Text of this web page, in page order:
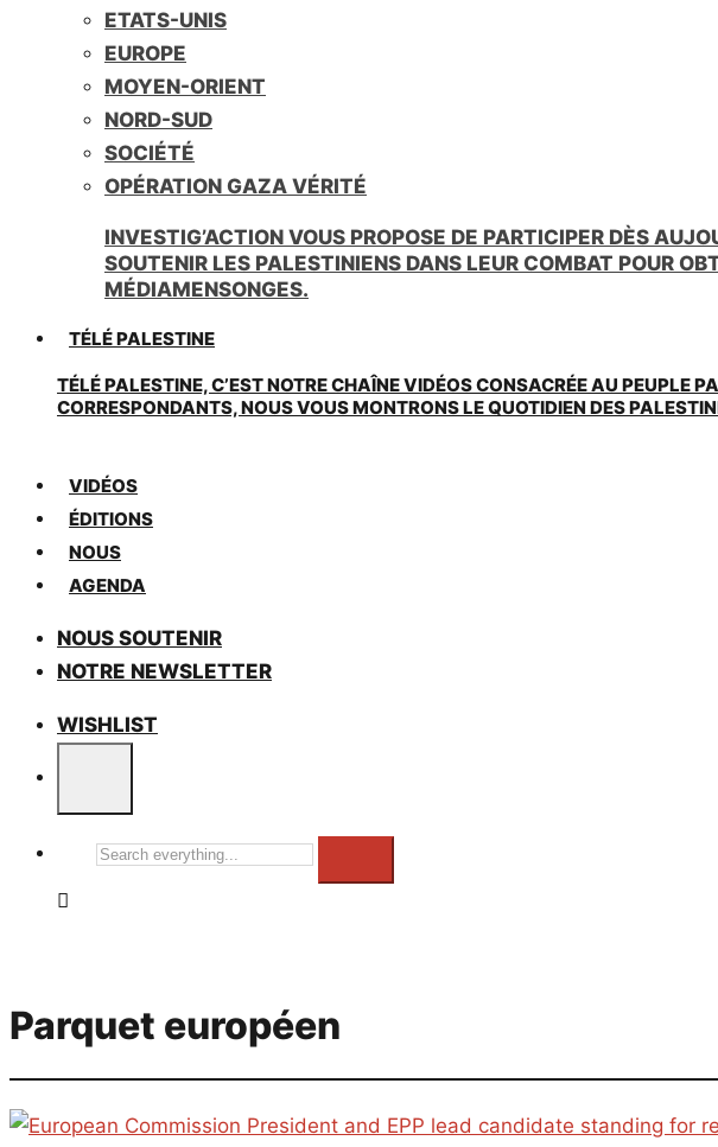
ETATS-UNIS
EUROPE
MOYEN-ORIENT
NORD-SUD
SOCIÉTÉ
OPÉRATION GAZA VÉRITÉ
INVESTIG’ACTION VOUS PROPOSE DE PARTICIPER DÈS
SOUTENIR LES PALESTINIENS DANS LEUR COMBAT POUR
MÉDIAMENSONGES.
TÉLÉ PALESTINE
TÉLÉ PALESTINE, C’EST NOTRE CHAÎNE VIDÉOS CONSACRÉE AU PEUPLE
CORRESPONDANTS, NOUS VOUS MONTRONS LE QUOTIDIEN DES
VIDÉOS
ÉDITIONS
NOUS
AGENDA
NOUS SOUTENIR
NOTRE NEWSLETTER
WISHLIST
Search
Parquet européen